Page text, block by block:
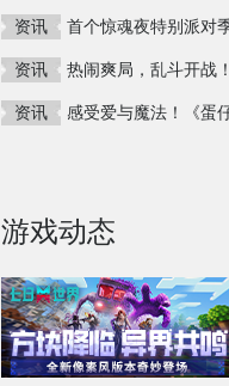
资讯 首个惊魂夜特别派对季！
资讯 热闹爽局，乱斗开战！
资讯 感受爱与魔法！《蛋
游戏动态